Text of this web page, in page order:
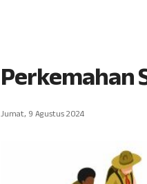
Perkemahan
Jumat, 9 Agustus 2024